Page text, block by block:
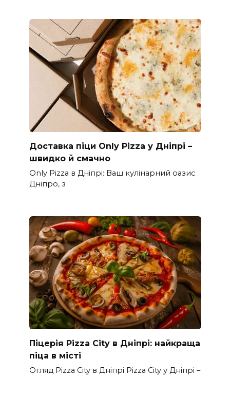
Доставка піци Only Pizza у Дніпрі –
швидко й смачно
Only Pizza в Дніпрі: Ваш кулінарний оазис
Дніпро, з
Піцерія Pizza City в Дніпрі: найкраща
піца в місті
Огляд Pizza City в Дніпрі Pizza City у Дніпрі –